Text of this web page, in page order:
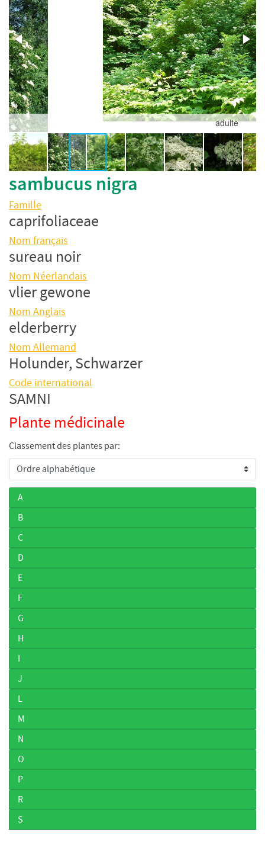
Classement des plantes par:
A
B
C
D
E
F
G
H
I
J
L
M
N
O
P
R
S
adulte
sambucus nigra
Famille
caprifoliaceae
Nom français
sureau noir
Nom Néerlandais
vlier gewone
Nom Anglais
elderberry
Nom Allemand
Holunder, Schwarzer
Code international
SAMNI
Plante médicinale